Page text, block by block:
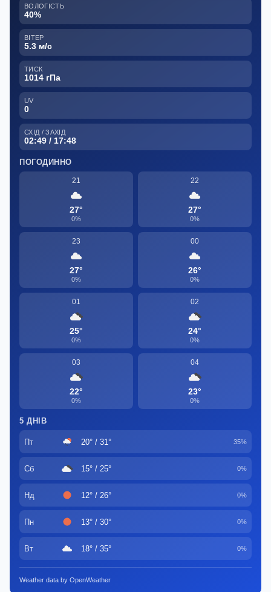
ВОЛОГІСТЬ
40%
ВІТЕР
5.3 м/с
ТИСК
1014 гПа
UV
0
СХІД / ЗАХІД
02:49 / 17:48
ПОГОДИННО
21
27°
0%
22
27°
0%
23
27°
0%
00
26°
0%
01
25°
0%
02
24°
0%
03
22°
0%
04
23°
0%
5 ДНІВ
Пт 20° / 31° 35%
Сб 15° / 25° 0%
Нд 12° / 26° 0%
Пн 13° / 30° 0%
Вт 18° / 35° 0%
Weather data by OpenWeather